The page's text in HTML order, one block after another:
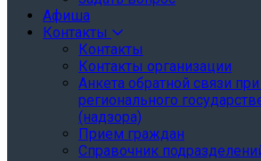
Афиша
Контакты
Контакты
Контакты организации
Анкета обратной связи
регионального
(надзора)
Прием граждан
Справочник